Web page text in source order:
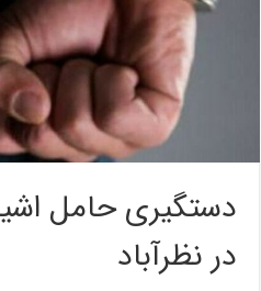
دستگیری حامل
در نظرآباد